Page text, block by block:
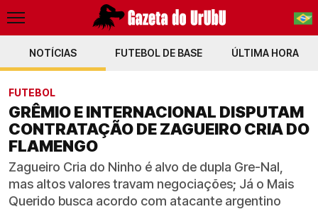
PT-BR
NOTÍCIAS FUTEBOL DE BASE ÚLTIMA HORA
FUTEBOL
GRÊMIO E INTERNACIONAL DISPUTAM
CONTRATAÇÃO DE ZAGUEIRO CRIA DO
FLAMENGO
Zagueiro Cria do Ninho é alvo de dupla Gre-Nal,
mas altos valores travam negociações; Já o Mais
Querido busca acordo com atacante argentino